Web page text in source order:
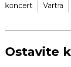
koncert Vartra
Ostavite